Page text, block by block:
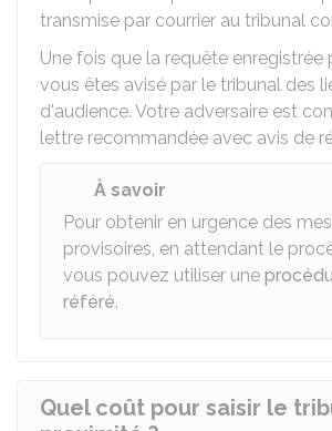
transmise par courrier au tribunal
Une fois que la requête enregistrée
vous êtes avisé par le tribunal des
d'audience. Votre adversaire est
lettre recommandée avec avis de
À savoir
Pour obtenir en urgence des
provisoires, en attendant le
vous pouvez utiliser une
référé.
Quel coût pour saisir le